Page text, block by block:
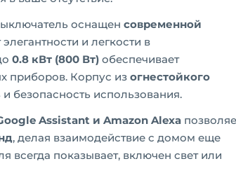
оснащен современной
и легкости в
0.8 кВт (800 Вт) обеспечивает
приборов. Корпус из огнестойкого
безопасность использования.
Assistant и Amazon Alexa
, делая взаимодействие с домом еще
всегда показывает, включен свет или